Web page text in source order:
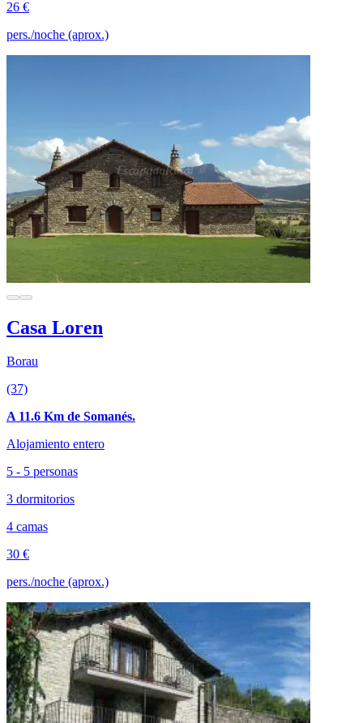
26 €
pers./noche (aprox.)
Casa Loren
Borau
(37)
A 11.6 Km de Somanés.
Alojamiento entero
5 - 5 personas
3 dormitorios
4 camas
30 €
pers./noche (aprox.)